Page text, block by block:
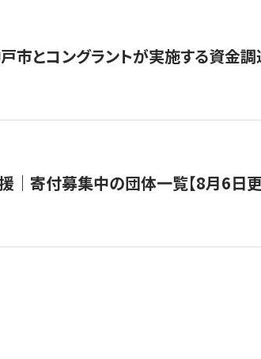
市とコングラントが実施する資金
寄付募集中の団体一覧【8月6日更